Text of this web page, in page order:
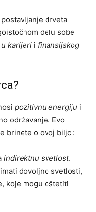
drveta
delu sobe
u karijeri i finansijskog
pozitivnu energiju i
održavanje. Evo
brinete o ovoj biljci:
indirektnu svetlost.
dovoljno svetlosti,
koje mogu oštetiti